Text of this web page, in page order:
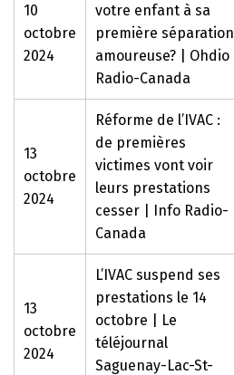
10
octobre
2024
votre enfant à sa
première séparation
amoureuse? | Ohdio
Radio-Canada
13
octobre
2024
Réforme de l’IVAC :
de premières
victimes vont voir
leurs prestations
cesser | Info Radio-
Canada
13
octobre
2024
L’IVAC suspend ses
prestations le 14
octobre | Le
téléjournal
Saguenay-Lac-St-